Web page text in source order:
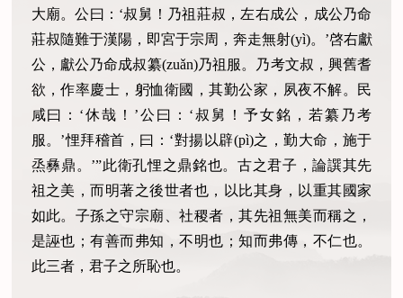
大廟。公曰：‘叔舅！乃祖莊叔，左右成公，成公乃命
莊叔隨難于漢陽，即宮于宗周，奔走無射(yì)。’啓右獻
公，獻公乃命成叔纂(zuǎn)乃祖服。乃考文叔，興舊耆
欲，作率慶士，躬恤衛國，其勤公家，夙夜不解。民
咸曰：‘休哉！’公曰：‘叔舅！予女銘，若纂乃考
服。’悝拜稽首，曰：‘對揚以辟(pì)之，勤大命，施于
烝彝鼎。’”此衛孔悝之鼎銘也。古之君子，論譔其先
祖之美，而明著之後世者也，以比其身，以重其國家
如此。子孫之守宗廟、社稷者，其先祖無美而稱之，
是誣也；有善而弗知，不明也；知而弗傳，不仁也。
此三者，君子之所恥也。